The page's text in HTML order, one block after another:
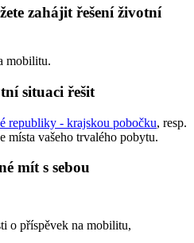
zahájit řešení životní
mobilitu.
situaci řešit
republiky - krajskou pobočku, resp.
místa vašeho trvalého pobytu.
mít s sebou
o příspěvek na mobilitu,